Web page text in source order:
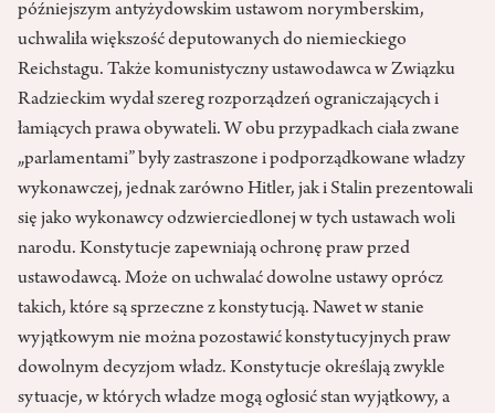
późniejszym antyżydowskim ustawom norymberskim,
uchwaliła większość deputowanych do niemieckiego
Reichstagu. Także komunistyczny ustawodawca w Związku
Radzieckim wydał szereg rozporządzeń ograniczających i
łamiących prawa obywateli. W obu przypadkach ciała zwane
„parlamentami” były zastraszone i podporządkowane władzy
wykonawczej, jednak zarówno Hitler, jak i Stalin prezentowali
się jako wykonawcy odzwierciedlonej w tych ustawach woli
narodu. Konstytucje zapewniają ochronę praw przed
ustawodawcą. Może on uchwalać dowolne ustawy oprócz
takich, które są sprzeczne z konstytucją. Nawet w stanie
wyjątkowym nie można pozostawić konstytucyjnych praw
dowolnym decyzjom władz. Konstytucje określają zwykle
sytuacje, w których władze mogą ogłosić stan wyjątkowy, a